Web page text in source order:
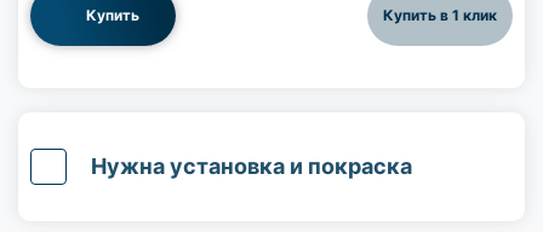
Купить Купить в 1 клик
Нужна установка и покраска